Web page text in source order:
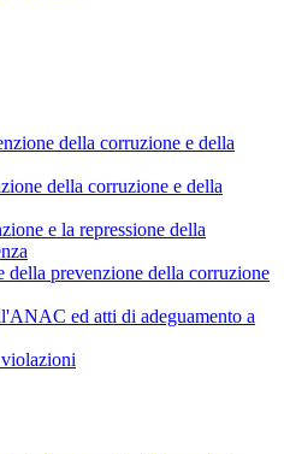
della corruzione e della
della corruzione e della
e la repressione della
della prevenzione della corruzione
ed atti di adeguamento a